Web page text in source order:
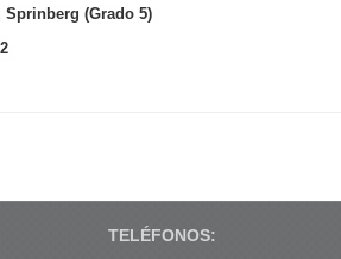
(Grado 5)
TELÉFONOS: